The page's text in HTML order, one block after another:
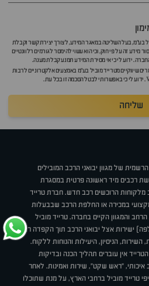
בע"מ, בעל השליטה במאגר המידע, לצורך יצירת קשר וקבלת
מידע זה על פי חוק, וכי הוא עשוי להימסר לגורמים רלוונטיים
ידוע לי כי אי מסירת המידע תמנע קבלת מענה.
שיווקיים מטרייד מוביל בע"מ באמצעים אלקטרוניים לרבות
שליחה
של מגוון יבואני הרכב המובילים
רכבים מיד ראשונה פרטית במסגרת
מלקוחות הרוכשים רכב חדש. חברת טרייד
במכירה או החלפת הרכב שבבעלות
והמגוון הקיים בחברה. טרייד מוביל
ישירות אצל יבואני הרכב תוך הקפדה רבה
השירות, הניסיון, היעילות והנוחות ללקוח.
אין עוברים תהליך הכנה ובדיקות
איכותי, "ראש שקט", שירות ואמינות. לאחר
טרייד מוביל ברחבי הארץ, על מנת שתוכלו